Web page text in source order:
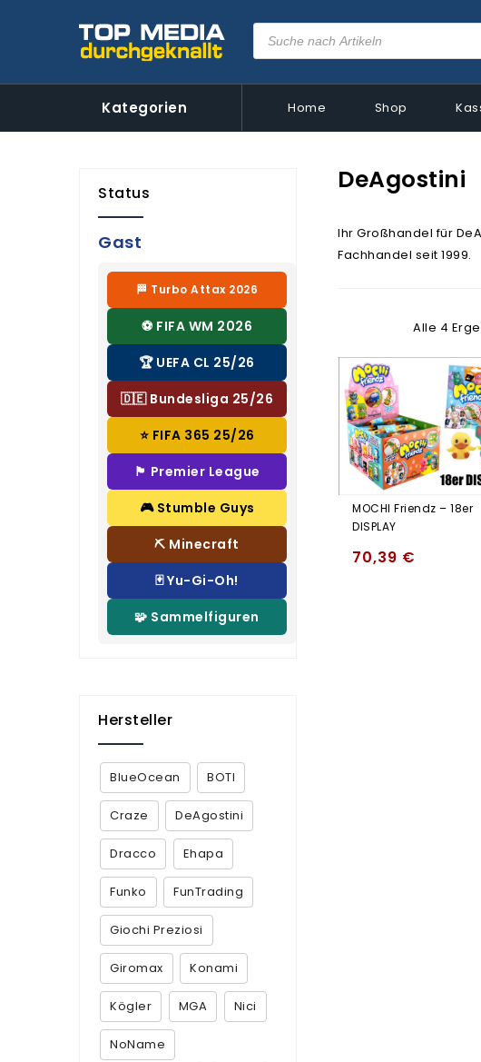
Kategorien Home Shop
DeAgostini
Ihr Großhandel für
Fachhandel seit 1999.
Alle 4
MOCHI Friendz – 18er
DISPLAY
70,39 €
Status
Gast
🏁 Turbo Attax 2026
⚽ FIFA WM 2026
🏆 UEFA CL 25/26
🇩🇪 Bundesliga 25/26
⭐ FIFA 365 25/26
🏴 Premier League
🎮 Stumble Guys
⛏️ Minecraft
🃏 Yu-Gi-Oh!
🧩 Sammelfiguren
Hersteller
BlueOcean BOTI
Craze DeAgostini
Dracco Ehapa
Funko FunTrading
Giochi Preziosi
Giromax Konami
Kögler MGA Nici
NoName